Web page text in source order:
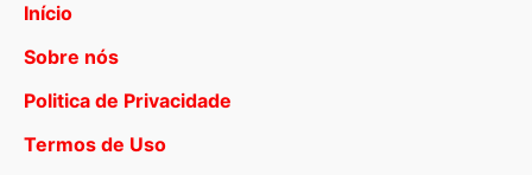
Início
Sobre nós
Politica de Privacidade
Termos de Uso